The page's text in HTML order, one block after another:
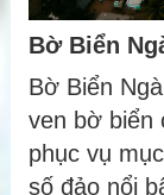
Bờ Biển
Bờ Biển
ven bờ biển
phục vụ
số đảo nổi